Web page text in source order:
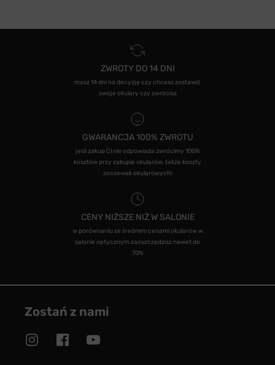
ZWROTY DO 14 DNI
masz 14 dni na decyzję czy chcesz zostawić
swoje okulary czy zwrócisz
GWARANCJA 100% ZWROTU
jeśli zakup Ci nie odpowiada zwrócimy 100%
kosztów przy zakupie okularów, także koszty
soczewek okularowych!
CENY NIŻSZE NIŻ W SALONIE
w porównaniu ze średnimi cenami okularów w
salonie optycznym zaoszczędzisz nawet do
70%
Zostań z nami